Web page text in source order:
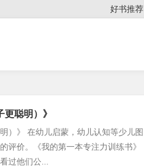
好书推荐
聪明）》
）》 在幼儿启蒙，幼儿认知等少儿图
评价。《我的第一本专注力训练书》
过他们公...